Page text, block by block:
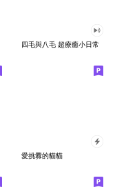
四毛與八毛 超療癒小日常
愛挑釁的貓貓